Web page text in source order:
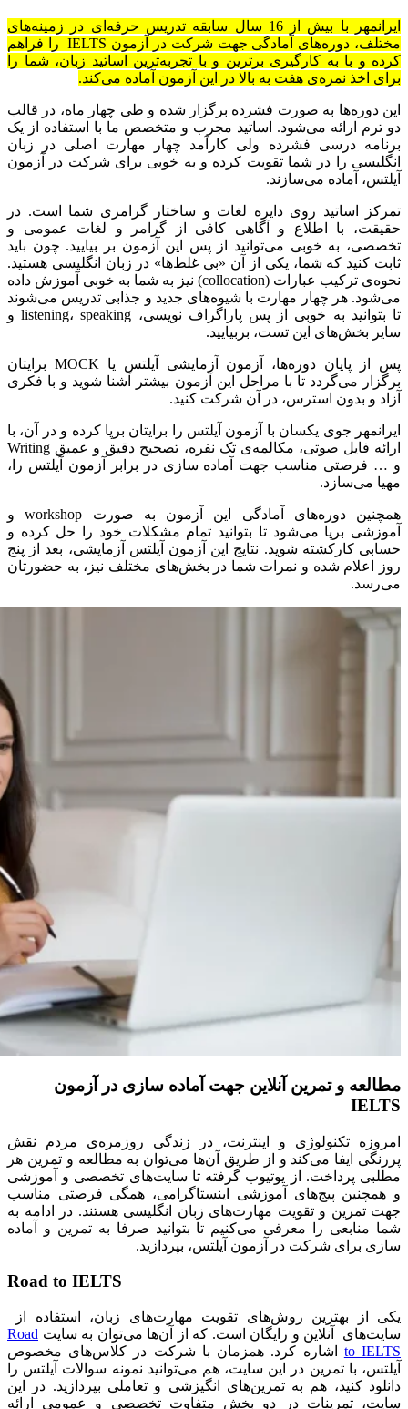
ایرانمهر با بیش از 16 سال سابقه‌ تدریس حرفه‌ای در زمینه‌های
مختلف، دوره‌های آمادگی جهت شرکت در آزمون IELTS را فراهم
کرده و با به کارگیری برترین و با تجربه‌ترین اساتید زبان، شما را
برای اخذ نمره‌ی هفت به بالا در این آزمون آماده می‌کند.
این دوره‌ها به صورت فشرده برگزار شده و طی چهار ماه، در قالب
دو ترم ارائه می‌شود. اساتید مجرب و متخصص ما با استفاده از یک
برنامه درسی فشرده ولی کارآمد چهار مهارت اصلی در زبان
انگلیسی را در شما تقویت کرده و به خوبی برای شرکت در آزمون
آیلتس، آماده می‌سازند.
تمرکز اساتید روی دایره لغات و ساختار گرامری شما است. در
حقیقت، با اطلاع و آگاهی کافی از گرامر و لغات عمومی و
تخصصی، به خوبی می‌توانید از پس این آزمون بر بیایید. چون باید
ثابت کنید که شما، یکی از آن «بی غلط‌ها» در زبان انگلیسی هستید.
نحوه‌ی ترکیب عبارات (collocation) نیز به شما به خوبی آموزش داده
می‌شود. هر چهار مهارت با شیوه‌های جدید و جذابی تدریس می‌شوند
تا بتوانید به خوبی از پس پاراگراف نویسی، listening، speaking و
سایر بخش‌های این تست، بربیایید.
پس از پایان دوره‌ها، آزمون آزمایشی آیلتس یا MOCK برایتان
برگزار می‌گردد تا با مراحل این آزمون بیشتر آشنا شوید و با فکری
آزاد و بدون استرس، در آن شرکت کنید.
ایرانمهر جوی یکسان با آزمون آیلتس را برایتان برپا کرده و در آن، با
ارائه فایل صوتی، مکالمه‌ی تک نفره، تصحیح دقیق و عمیق Writing
و … فرصتی مناسب جهت آماده سازی در برابر آزمون آیلتس را،
مهیا می‌سازد.
همچنین دوره‌های آمادگی این آزمون به صورت workshop و
آموزشی برپا می‌شود تا بتوانید تمام مشکلات خود را حل کرده و
حسابی کارکشته شوید. نتایج این آزمون آیلتس آزمایشی، بعد از پنج
روز اعلام شده و نمرات شما در بخش‌های مختلف نیز، به حضورتان
می‌رسد.
مطالعه‌ و تمرین آنلاین جهت آماده سازی در آزمون
IELTS
امروزه تکنولوژی و اینترنت، در زندگی روزمره‌ی مردم نقش
پررنگی ایفا می‌کند و از طریق آن‌ها می‌توان به مطالعه‌ و تمرین هر
مطلبی پرداخت. از یوتیوب گرفته تا سایت‌های تخصصی و آموزشی
و همچنین پیج‌های آموزشی اینستاگرامی، همگی فرصتی مناسب
جهت تمرین و تقویت مهارت‌های زبان انگلیسی هستند. در ادامه به
شما منابعی را معرفی می‌کنیم تا بتوانید صرفا به تمرین و آماده
سازی برای شرکت در آزمون آیلتس، بپردازید.
Road to IELTS
یکی از بهترین روش‌های تقویت مهارت‌های زبان، استفاده از
سایت‌های آنلاین و رایگان است. که از آن‌ها می‌توان به سایت Road
to IELTS اشاره کرد. همزمان با شرکت در کلاس‌های مخصوص
آیلتس، با تمرین در این سایت، هم می‌توانید نمونه سوالات آیلتس را
دانلود کنید، هم به تمرین‌های انگیزشی و تعاملی بپردازید. در این
سایت، تمرینات در دو بخش متفاوت تخصصی و عمومی ارائه